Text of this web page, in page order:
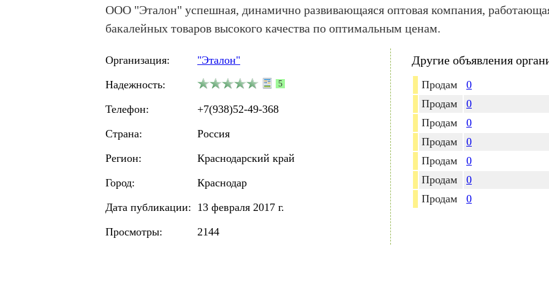
ООО "Эталон" успешная, динамично развивающаяся оптовая компания,
бакалейных товаров высокого качества по оптимальным ценам.
Организация:
"Эталон"
Надежность:
5
Телефон:
+7(938)52-49-368
Страна:
Россия
Регион:
Краснодарский край
Город:
Краснодар
Дата публикации: 13 февраля 2017 г.
Просмотры:
2144
Другие объявления
Продам
0
Продам
0
Продам
0
Продам
0
Продам
0
Продам
0
Продам
0